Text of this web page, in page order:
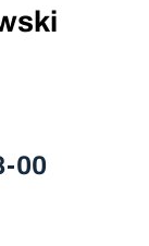
00